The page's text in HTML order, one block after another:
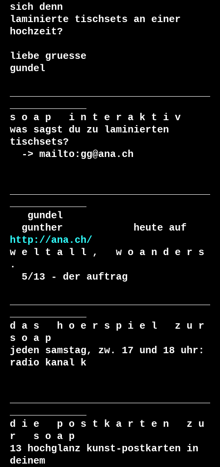
sich denn
laminierte tischsets an einer
hochzeit?
liebe gruesse
gundel
s o a p   i n t e r a k t i v
was sagst du zu laminierten
tischsets?
http://ana.ch/
w e l t a l l ,   w o a n d e r s
.
d a s   h o e r s p i e l   z u r
s o a p
jeden samstag, zw. 17 und 18 uhr:
radio kanal k
d i e   p o s t k a r t e n   z u
r   s o a p
13 hochglanz kunst-postkarten in
deinem